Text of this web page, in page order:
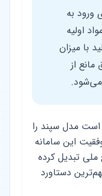
ورود به
اولیه
با میزان
مانع از
می‌شود.
است مدل سپند را
این سامانه
تبدیل کرده
دستاورد